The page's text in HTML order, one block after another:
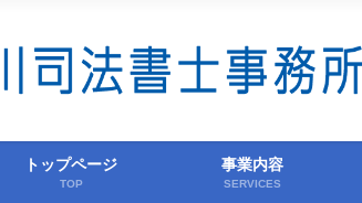
トップページ
TOP
事業内容
SERVICES